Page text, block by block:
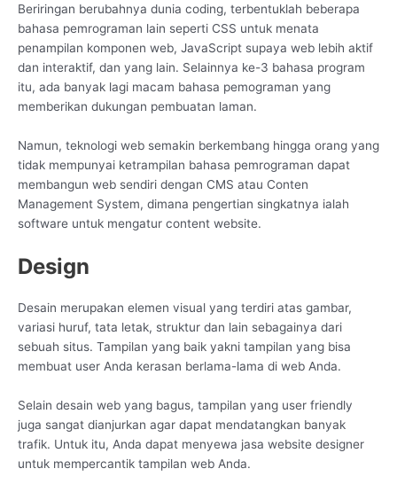
Beriringan berubahnya dunia coding, terbentuklah beberapa
bahasa pemrograman lain seperti CSS untuk menata
penampilan komponen web, JavaScript supaya web lebih aktif
dan interaktif, dan yang lain. Selainnya ke-3 bahasa program
itu, ada banyak lagi macam bahasa pemograman yang
memberikan dukungan pembuatan laman.
Namun, teknologi web semakin berkembang hingga orang yang
tidak mempunyai ketrampilan bahasa pemrograman dapat
membangun web sendiri dengan CMS atau Conten
Management System, dimana pengertian singkatnya ialah
software untuk mengatur content website.
Design
Desain merupakan elemen visual yang terdiri atas gambar,
variasi huruf, tata letak, struktur dan lain sebagainya dari
sebuah situs. Tampilan yang baik yakni tampilan yang bisa
membuat user Anda kerasan berlama-lama di web Anda.
Selain desain web yang bagus, tampilan yang user friendly
juga sangat dianjurkan agar dapat mendatangkan banyak
trafik. Untuk itu, Anda dapat menyewa jasa website designer
untuk mempercantik tampilan web Anda.